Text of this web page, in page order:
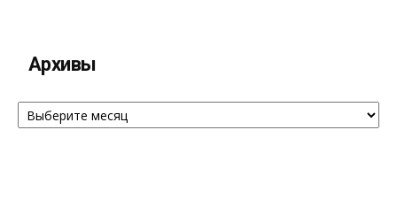
Архивы
Архивы